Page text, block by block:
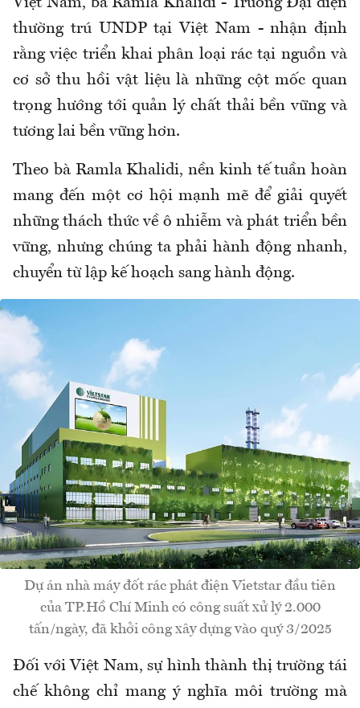
thường trú UNDP tại Việt Nam - nhận định
rằng việc triển khai phân loại rác tại nguồn và
cơ sở thu hồi vật liệu là những cột mốc quan
trọng hướng tới quản lý chất thải bền vững và
tương lai bền vững hơn.
Theo bà Ramla Khalidi, nền kinh tế tuần hoàn
mang đến một cơ hội mạnh mẽ để giải quyết
những thách thức về ô nhiễm và phát triển bền
vững, nhưng chúng ta phải hành động nhanh,
chuyển từ lập kế hoạch sang hành động.
Dự án nhà máy đốt rác phát điện Vietstar đầu tiên
của TP.Hồ Chí Minh có công suất xử lý 2.000
tấn/ngày, đã khởi công xây dựng vào quý 3/2025
Đối với Việt Nam, sự hình thành thị trường tái
chế không chỉ mang ý nghĩa môi trường mà